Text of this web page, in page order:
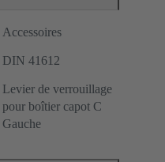
Accessoires
DIN 41612
Levier de verrouillage
pour boîtier capot C
Gauche